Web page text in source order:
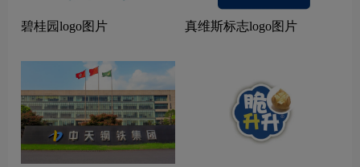
碧桂园logo图片 真维斯标志logo图片